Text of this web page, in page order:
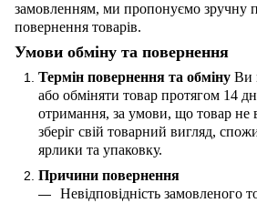
замовленням, ми пропонуємо зручну
повернення товарів.
Умови обміну та повернення
Термін повернення та обміну Ви
або обміняти товар протягом 14
отримання, за умови, що товар не
зберіг свій товарний вигляд,
ярлики та упаковку.
Причини повернення
Невідповідність замовленого